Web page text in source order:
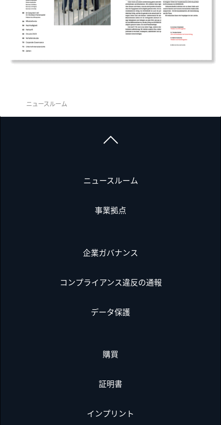
ニュースルーム
ニュースルーム
事業拠点
企業ガバナンス
コンプライアンス違反の通報
データ保護
購買
証明書
インプリント